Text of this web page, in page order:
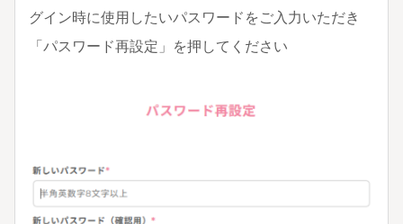
グイン時に使用したいパスワードをご入力いただき
「パスワード再設定」を押してください